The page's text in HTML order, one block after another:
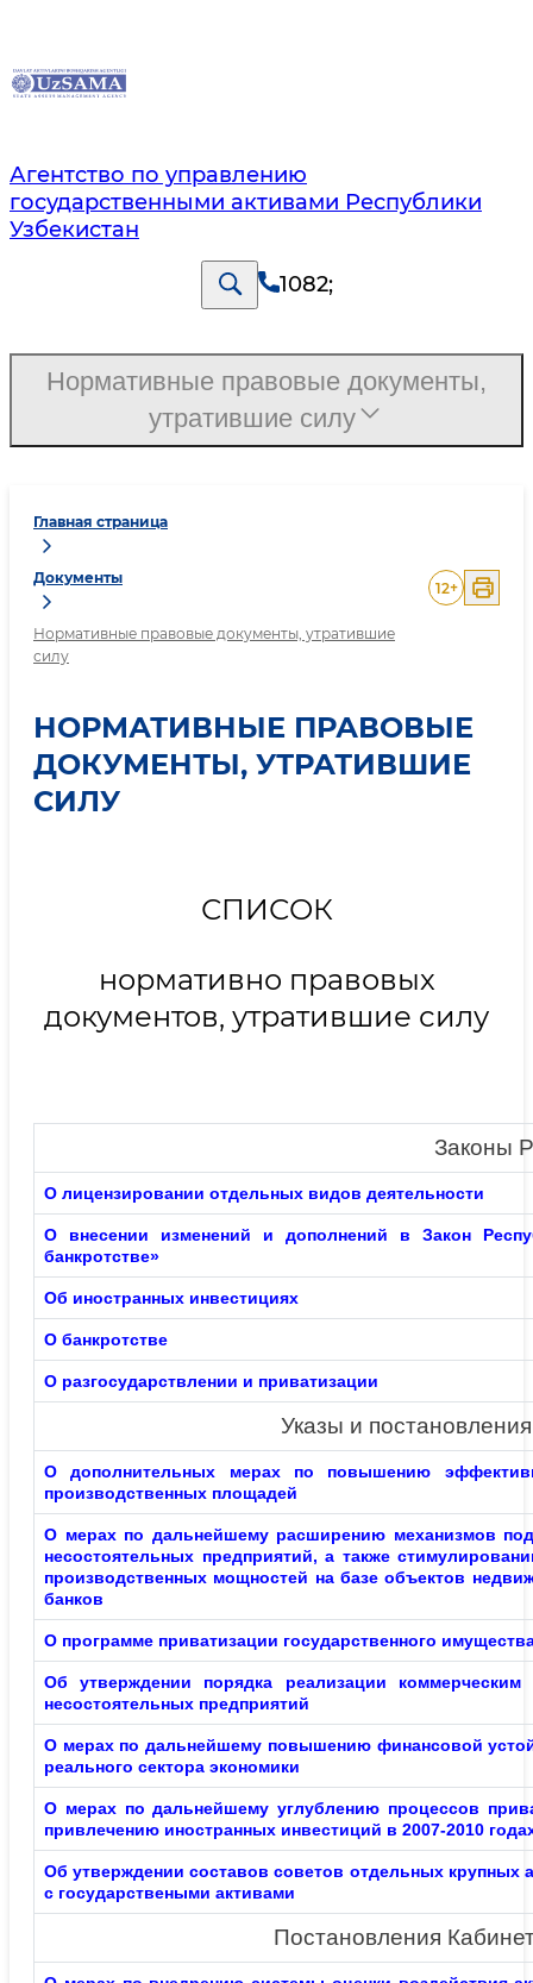
Агентство по управлению
государственными активами Республики
Узбекистан
1082;
Главная страница
Документы
Нормативные правовые документы, утратившие
силу
12+
НОРМАТИВНЫЕ ПРАВОВЫЕ
ДОКУМЕНТЫ, УТРАТИВШИЕ
СИЛУ
СПИСОК
нормативно правовых
документов, утратившие силу
Законы
О лицензировании отдельных видов деятельности
О внесении изменений и дополнений в Закон
банкротстве»
Об иностранных инвестициях
О банкротстве
О разгосударствлении и приватизации
Указы и
О дополнительных мерах по повышению
производственных площадей
О мерах по дальнейшему расширению механизмов
несостоятельных предприятий, а также
производственных мощностей на базе объектов
банков
О программе приватизации государственного
Об утверждении порядка реализации коммерческим
несостоятельных предприятий
О мерах по дальнейшему повышению финансовой
реального сектора экономики
О мерах по дальнейшему углублению процессов
привлечению иностранных инвестиций в 2007-2010
Об утверждении составов советов отдельных крупных
с государствеными активами
Постановления
Нормативные правовые документы,
утратившие силу